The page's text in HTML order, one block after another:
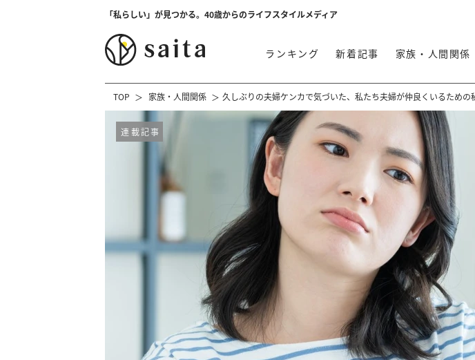
「私らしい」が見つかる。40歳からのライフスタイルメディア
ランキング 新着記事 家族・人間関係
TOP 家族・人間関係 久しぶりの夫婦ケンカで気づいた、私たち夫婦が仲良くいるための
連載記事